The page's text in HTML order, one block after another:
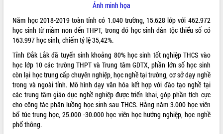
Ảnh minh họa
Năm học 2018-2019 toàn tỉnh có 1.040 trường, 15.628 lớp với 462.972
học sinh từ mầm non đến THPT, trong đó học sinh dân tộc thiểu số có
163.997 học sinh, chiếm tỷ lệ 35,42%.
Tỉnh Đắk Lắk đã tuyển sinh khoảng 80% học sinh tốt nghiệp THCS vào
học lớp 10 các trường THPT và Trung tâm GDTX, phần lớn số học sinh
còn lại học trung cấp chuyên nghiệp, học nghề tại trường, cơ sở dạy nghề
trong và ngoài tỉnh. Mô hình dạy văn hóa kết hợp với đào tạo nghề tại
các trung tâm giáo dục nghề nghiệp được triển khai, góp phần tích cực
cho công tác phân luồng học sinh sau THCS. Hằng năm 3.000 học viên
bổ túc trung học, 25.000 -30.000 học viên học hướng nghiệp, học nghề
phổ thông.